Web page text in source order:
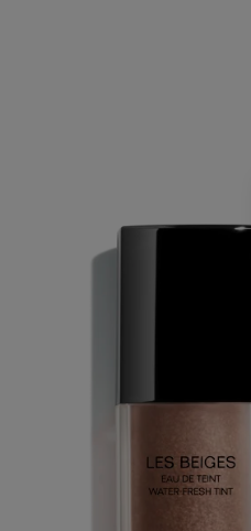
EAU DE TEINT - Vue par défaut
EAU DE TEINT - Vue alternative 1
EAU DE TEINT - Vue basique